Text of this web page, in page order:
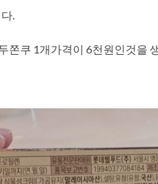
.
쫀쿠 1개가격이 6천원인것을